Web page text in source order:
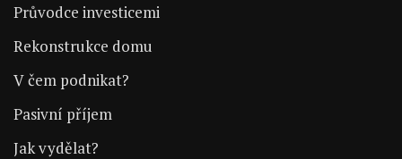
Průvodce investicemi
Rekonstrukce domu
V čem podnikat?
Pasivní příjem
Jak vydělat?